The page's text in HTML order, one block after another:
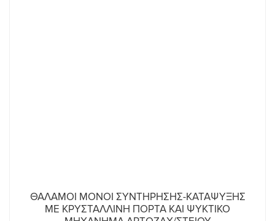
ΘΑΛΑΜΟΙ ΜΟΝΟΙ ΣΥΝΤΗΡΗΣΗΣ-ΚΑΤΑΨΥΞΗΣ
ΜΕ ΚΡΥΣΤΑΛΛΙΝΗ ΠΟΡΤΑ ΚΑΙ ΨΥΚΤΙΚΟ